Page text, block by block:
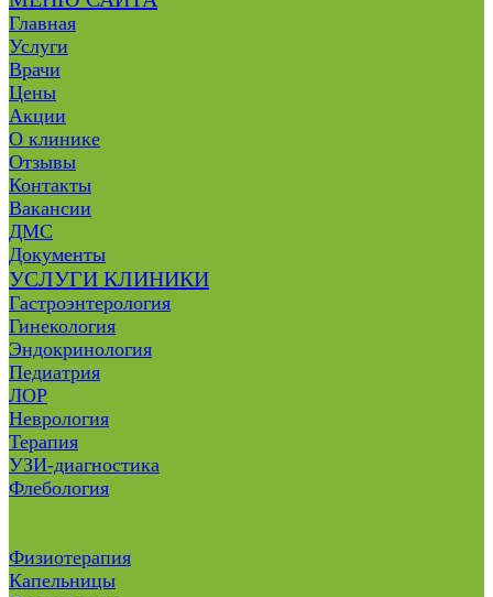
Главная
Услуги
Врачи
Цены
Акции
О клинике
Отзывы
Контакты
Вакансии
ДМС
Документы
УСЛУГИ КЛИНИКИ
Гастроэнтерология
Гинекология
Эндокринология
Педиатрия
ЛОР
Неврология
Терапия
УЗИ-диагностика
Флебология
Физиотерапия
Капельницы